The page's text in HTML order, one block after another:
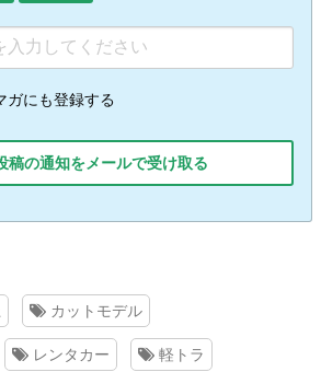
ガにも登録する
稿の通知をメールで受け取る
カットモデル
レンタカー 軽トラ